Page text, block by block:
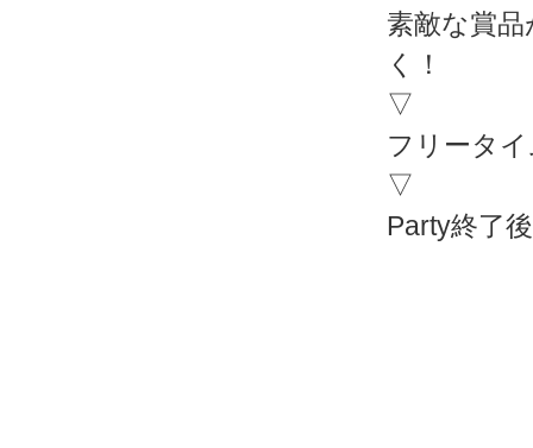
素敵な賞
く！
▽
フリータ
▽
Party終了